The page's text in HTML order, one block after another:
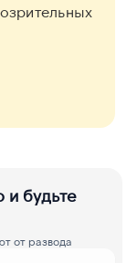
и будьте
от развода